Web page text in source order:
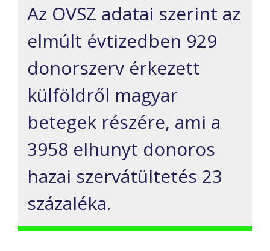
Az OVSZ adatai szerint az
elmúlt évtizedben 929
donorszerv érkezett
külföldről magyar
betegek részére, ami a
3958 elhunyt donoros
hazai szervátültetés 23
százaléka.